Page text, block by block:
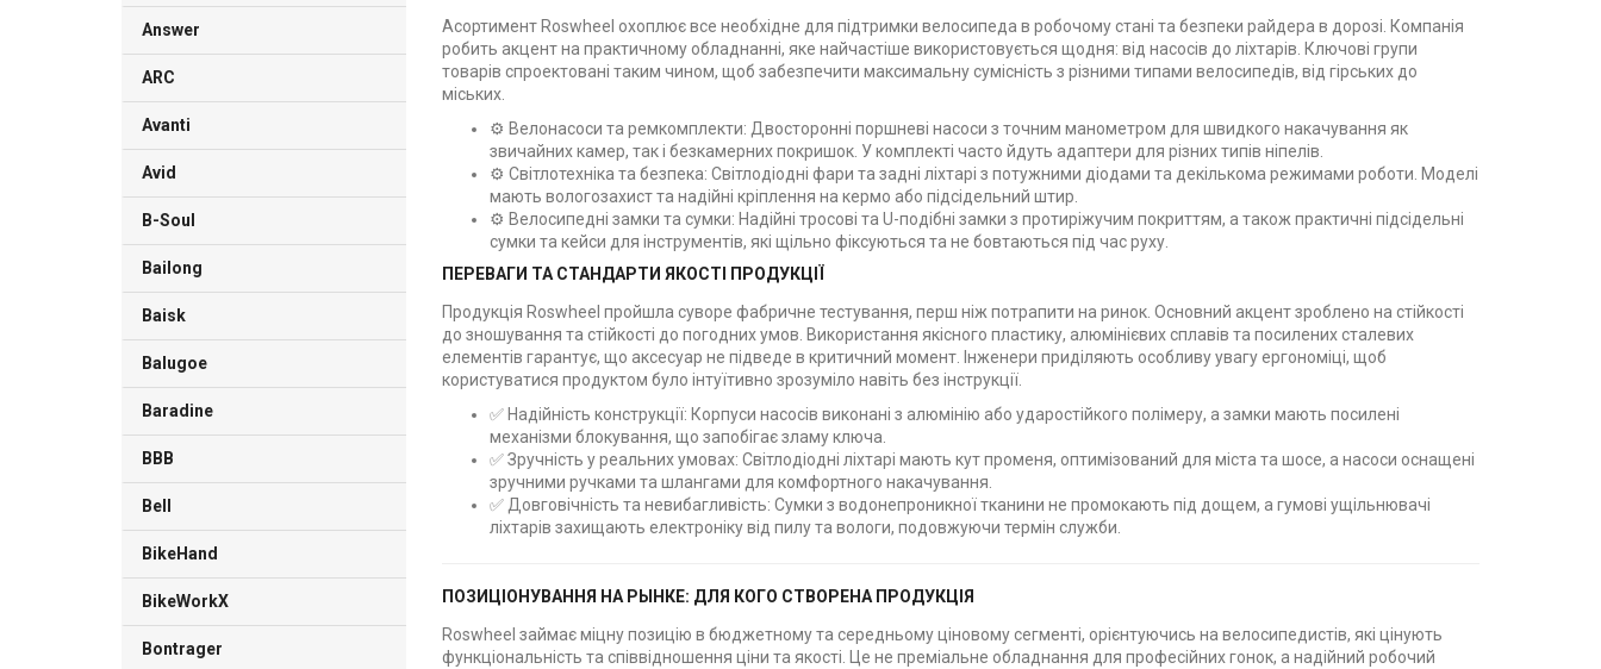
Answer
ARC
Avanti
Avid
B-Soul
Bailong
Baisk
Balugoe
Baradine
BBB
Bell
BikeHand
BikeWorkX
Bontrager
Асортимент Roswheel охоплює все необхідне для підтримки велосипеда в робочому стані та безпеки райдера в дорозі. Компанія
робить акцент на практичному обладнанні, яке найчастіше використовується щодня: від насосів до ліхтарів. Ключові групи
товарів спроектовані таким чином, щоб забезпечити максимальну сумісність з різними типами велосипедів, від гірських до
міських.
⚙️ Велонасоси та ремкомплекти: Двосторонні поршневі насоси з точним манометром для швидкого накачування як
звичайних камер, так і безкамерних покришок. У комплекті часто йдуть адаптери для різних типів ніпелів.
⚙️ Світлотехніка та безпека: Світлодіодні фари та задні ліхтарі з потужними діодами та декількома режимами роботи. Моделі
мають вологозахист та надійні кріплення на кермо або підсідельний штир.
⚙️ Велосипедні замки та сумки: Надійні тросові та U-подібні замки з протиріжучим покриттям, а також практичні підсідельні
сумки та кейси для інструментів, які щільно фіксуються та не бовтаються під час руху.
ПЕРЕВАГИ ТА СТАНДАРТИ ЯКОСТІ ПРОДУКЦІЇ
Продукція Roswheel пройшла суворе фабричне тестування, перш ніж потрапити на ринок. Основний акцент зроблено на стійкості
до зношування та стійкості до погодних умов. Використання якісного пластику, алюмінієвих сплавів та посилених сталевих
елементів гарантує, що аксесуар не підведе в критичний момент. Інженери приділяють особливу увагу ергономіці, щоб
користуватися продуктом було інтуїтивно зрозуміло навіть без інструкції.
✅ Надійність конструкції: Корпуси насосів виконані з алюмінію або ударостійкого полімеру, а замки мають посилені
механізми блокування, що запобігає зламу ключа.
✅ Зручність у реальних умовах: Світлодіодні ліхтарі мають кут променя, оптимізований для міста та шосе, а насоси оснащені
зручними ручками та шлангами для комфортного накачування.
✅ Довговічність та невибагливість: Сумки з водонепроникної тканини не промокають під дощем, а гумові ущільнювачі
ліхтарів захищають електроніку від пилу та вологи, подовжуючи термін служби.
ПОЗИЦІОНУВАННЯ НА РЫНКЕ: ДЛЯ КОГО СТВОРЕНА ПРОДУКЦІЯ
Roswheel займає міцну позицію в бюджетному та середньому ціновому сегменті, орієнтуючись на велосипедистів, які цінують
функціональність та співвідношення ціни та якості. Це не преміальне обладнання для професійних гонок, а надійний робочий